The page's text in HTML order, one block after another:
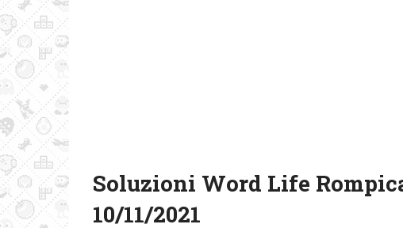
Soluzioni Word Life
10/11/2021